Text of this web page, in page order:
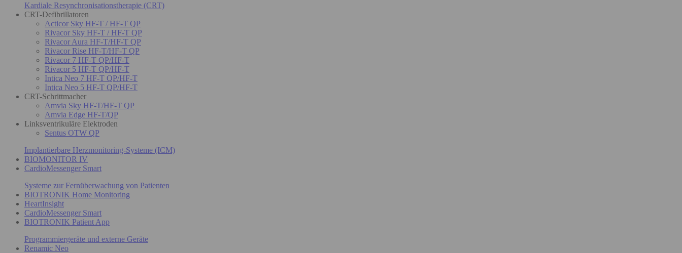
Kardiale Resynchronisationstherapie (CRT)
CRT-Defibrillatoren
Acticor Sky HF-T / HF-T QP
Rivacor Sky HF-T / HF-T QP
Rivacor Aura HF-T/HF-T QP
Rivacor Rise HF-T/HF-T QP
Rivacor 7 HF-T QP/HF-T
Rivacor 5 HF-T QP/HF-T
Intica Neo 7 HF-T QP/HF-T
Intica Neo 5 HF-T QP/HF-T
CRT-Schrittmacher
Amvia Sky HF-T/HF-T QP
Amvia Edge HF-T/QP
Linksventrikuläre Elektroden
Sentus OTW QP
Implantierbare Herzmonitoring-Systeme (ICM)
BIOMONITOR IV
CardioMessenger Smart
Systeme zur Fernüberwachung von Patienten
BIOTRONIK Home Monitoring
HeartInsight
CardioMessenger Smart
BIOTRONIK Patient App
Programmiergeräte und externe Geräte
Renamic Neo